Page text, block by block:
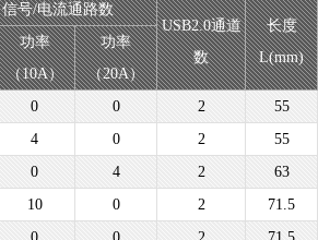
信号/电流通路数
USB2.0通道
数
长度
L(mm)
功率
（10A）
功率
（20A）
0 0 2
55
4 0 2
55
0 4 2
63
10 0 2
71.5